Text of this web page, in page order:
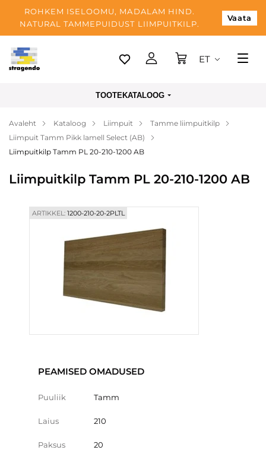
ROHKEM ISELOOMU, MADALAM HIND.
NATURAL TAMMEPUIDUST LIIMPUITKILP.
Vaata
Tallinn
Makse
Meist
ET
TOOTEKATALOOG
Avaleht Kataloog Liimpuit
Tamme liimpuitkilp
Liimpuit Tamm Pikk lamell Select (AB)
Liimpuitkilp Tamm PL 20-210-1200 AB
Liimpuitkilp Tamm PL 20-210-1200 AB
ARTIKKEL:1200-210-20-2PLTL
PEAMISED OMADUSED
Puuliik Tamm
Laius 210
Paksus 20